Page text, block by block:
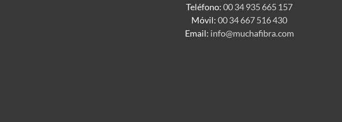
Teléfono:00 34 935 665 157
Móvil:00 34 667 516 430
Email: info@muchafibra.com